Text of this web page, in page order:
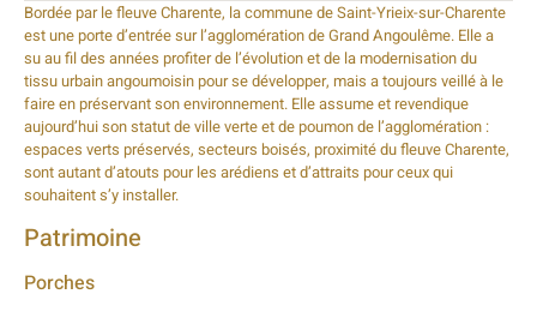
Bordée par le fleuve Charente, la commune de Saint-Yrieix-sur-Charente
est une porte d’entrée sur l’agglomération de Grand Angoulême. Elle a
su au fil des années profiter de l’évolution et de la modernisation du
tissu urbain angoumoisin pour se développer, mais a toujours veillé à le
faire en préservant son environnement. Elle assume et revendique
aujourd’hui son statut de ville verte et de poumon de l’agglomération :
espaces verts préservés, secteurs boisés, proximité du fleuve Charente,
sont autant d’atouts pour les arédiens et d’attraits pour ceux qui
souhaitent s’y installer.
Patrimoine
Porches